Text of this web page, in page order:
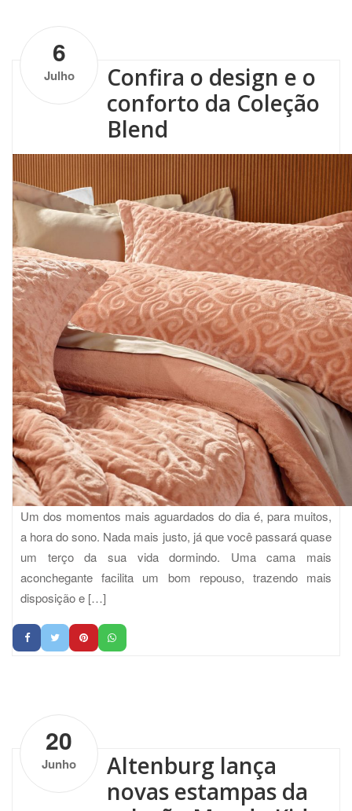
6
Julho
Altenburg | No Comments
Confira o design e o
conforto da Coleção
Blend
Um dos momentos mais aguardados do dia é, para muitos,
a hora do sono. Nada mais justo, já que você passará quase
um terço da sua vida dormindo. Uma cama mais
aconchegante facilita um bom repouso, trazendo mais
disposição e […]
20
Junho
Altenburg | No Comments
Altenburg lança
novas estampas da